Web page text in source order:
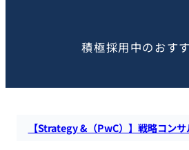
積極採用中のおす
【Strategy &（PwC）】戦略コンサ